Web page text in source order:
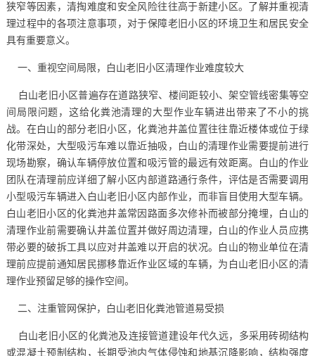
狭窄等因素，清掏难度和安全风险往往高于新建小区。了解并重视清
理过程中的各项注意事项，对于保障老旧小区的环境卫生和居民安全
具有重要意义。
一、重视空间局限，白山老旧小区清理作业难度较大
白山老旧小区普遍存在道路狭窄、楼间距较小、架空管线密集等空
间局限问题，这给化粪池清理的大型作业车辆进出带来了不小的挑
战。在白山的部分老旧小区，化粪池井盖位置往往靠近楼体或位于绿
化带深处，大型吸污车难以靠近抽吸，白山的清理作业需要提前进行
现场勘察，确认车辆停放位置和吸污管的最远有效距离。白山的作业
团队在清理前应详细了解小区内部道路通行条件，评估是否需要调用
小型吸污车辆进入白山老旧小区内部作业，而非盲目使用大型车辆。
白山老旧小区的化粪池井盖常因路面多次修补而被部分掩埋，白山的
清理作业前需要确认井盖位置并做好周边清理，白山的作业人员应携
带必要的破拆工具以应对井盖难以开启的状况。白山的物业单位在清
理前应提前通知居民挪移靠近作业区域的车辆，为白山老旧小区的清
理作业预留足够的操作空间。
二、注重管网保护，白山老旧化粪池管道易受损
白山老旧小区的化粪池及连接管道建设年代久远，多采用砖砌结构
或混凝土预制结构，长期受池内气体侵蚀和地基沉降影响，结构强度